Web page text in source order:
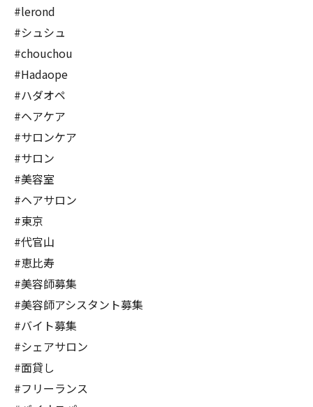
#lerond
#シュシュ
#chouchou
#Hadaope
#ハダオペ
#ヘアケア
#サロンケア
#サロン
#美容室
#ヘアサロン
#東京
#代官山
#恵比寿
#美容師募集
#美容師アシスタント募集
#バイト募集
#シェアサロン
#面貸し
#フリーランス